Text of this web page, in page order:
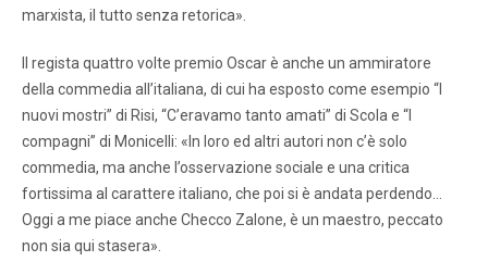
marxista, il tutto senza retorica».
Il regista quattro volte premio Oscar è anche un ammiratore
della commedia all’italiana, di cui ha esposto come esempio “I
nuovi mostri” di Risi, “C’eravamo tanto amati” di Scola e “I
compagni” di Monicelli: «In loro ed altri autori non c’è solo
commedia, ma anche l’osservazione sociale e una critica
fortissima al carattere italiano, che poi si è andata perdendo…
Oggi a me piace anche Checco Zalone, è un maestro, peccato
non sia qui stasera».